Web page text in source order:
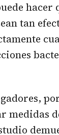
hacer
tan
medidas